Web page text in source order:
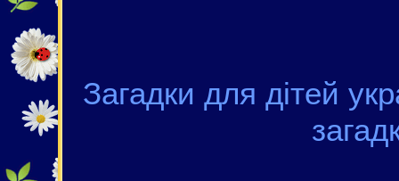
Загадки для дітей